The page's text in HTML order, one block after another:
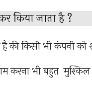
किया जाता है ?
की किसी भी कंपनी को
करना भी बहुत मुश्किल